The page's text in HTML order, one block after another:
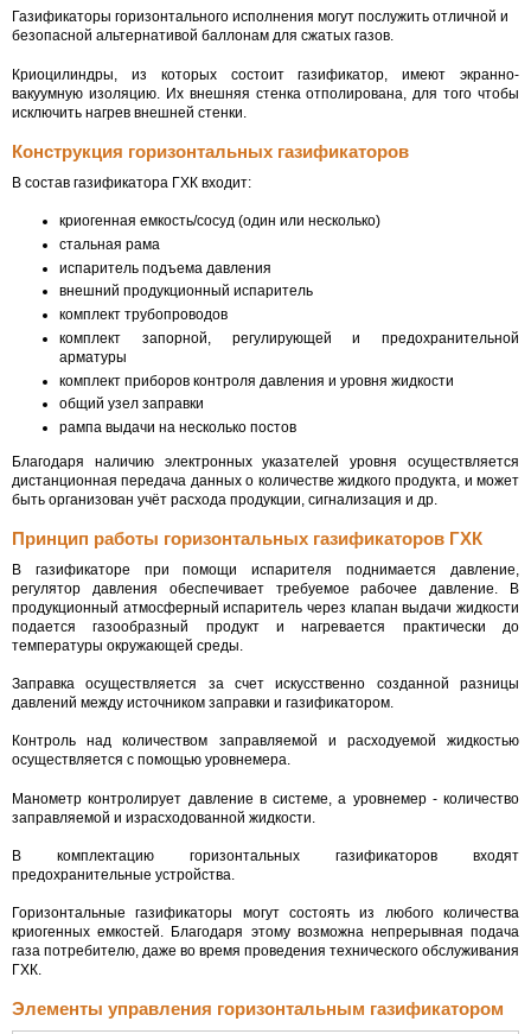
Газификаторы горизонтального исполнения могут послужить отличной и
безопасной альтернативой баллонам для сжатых газов.
Криоцилиндры, из которых состоит газификатор, имеют экранно-
вакуумную изоляцию. Их внешняя стенка отполирована, для того чтобы
исключить нагрев внешней стенки.
Конструкция горизонтальных газификаторов
В состав газификатора ГХК входит:
криогенная емкость/сосуд (один или несколько)
стальная рама
испаритель подъема давления
внешний продукционный испаритель
комплект трубопроводов
комплект запорной, регулирующей и предохранительной
арматуры
комплект приборов контроля давления и уровня жидкости
общий узел заправки
рампа выдачи на несколько постов
Благодаря наличию электронных указателей уровня осуществляется
дистанционная передача данных о количестве жидкого продукта, и может
быть организован учёт расхода продукции, сигнализация и др.
Принцип работы горизонтальных газификаторов ГХК
В газификаторе при помощи испарителя поднимается давление,
регулятор давления обеспечивает требуемое рабочее давление. В
продукционный атмосферный испаритель через клапан выдачи жидкости
подается газообразный продукт и нагревается практически до
температуры окружающей среды.
Заправка осуществляется за счет искусственно созданной разницы
давлений между источником заправки и газификатором.
Контроль над количеством заправляемой и расходуемой жидкостью
осуществляется с помощью уровнемера.
Манометр контролирует давление в системе, а уровнемер - количество
заправляемой и израсходованной жидкости.
В комплектацию горизонтальных газификаторов входят
предохранительные устройства.
Горизонтальные газификаторы могут состоять из любого количества
криогенных емкостей. Благодаря этому возможна непрерывная подача
газа потребителю, даже во время проведения технического обслуживания
ГХК.
Элементы управления горизонтальным газификатором